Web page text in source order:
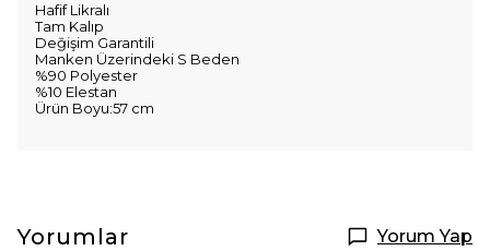
Hafif Likralı
Tam Kalıp
Değişim Garantili
Manken Üzerindeki S Beden
%90 Polyester
%10 Elestan
Ürün Boyu:57 cm
Yorumlar Yorum Yap